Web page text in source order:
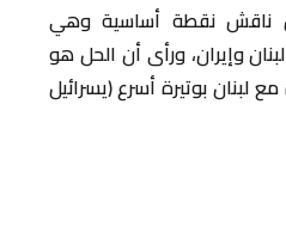
ناقش نقطة أساسية وهي
وإيران، ورأى أن الحل هو
لبنان بوتيرة أسرع (يسرائيل